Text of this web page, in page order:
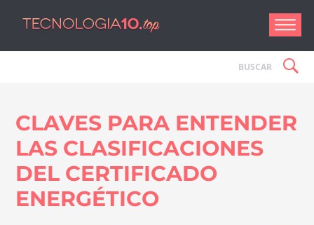
CLAVES PARA ENTENDER
LAS CLASIFICACIONES
DEL CERTIFICADO
ENERGÉTICO